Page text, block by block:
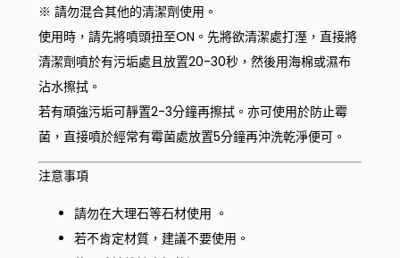
※ 請勿混合其他的清潔劑使用。
使用時，請先將噴頭扭至ON。先將欲清潔處打溼，直接將
清潔劑噴於有污垢處且放置20-30秒，然後用海棉或濕布
沾水擦拭。
若有頑強污垢可靜置2-3分鐘再擦拭。亦可使用於防止霉
菌，直接噴於經常有霉菌處放置5分鐘再沖洗乾淨便可。
注意事項
請勿在大理石等石材使用 。
若不肯定材質，建議不要使用。